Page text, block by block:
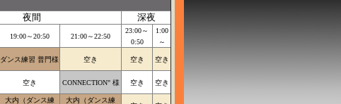
夜間 深夜
19:00～20:50 21:00～22:50
23:00～
0:50
1:00
～
ダンス練習 普門様 空き 空き 空き
空き CONNECTION" 様 空き 空き
大内（ダンス練
大内（ダンス練